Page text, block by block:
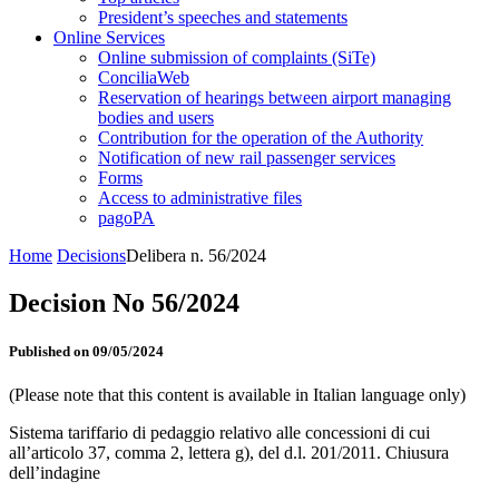
President’s speeches and statements
Online Services
Online submission of complaints (SiTe)
ConciliaWeb
Reservation of hearings between airport managing
bodies and users
Contribution for the operation of the Authority
Notification of new rail passenger services
Forms
Access to administrative files
pagoPA
Home DecisionsDelibera n. 56/2024
Decision No 56/2024
Published on 09/05/2024
(Please note that this content is available in Italian language only)
Sistema tariffario di pedaggio relativo alle concessioni di cui
all’articolo 37, comma 2, lettera g), del d.l. 201/2011. Chiusura
dell’indagine